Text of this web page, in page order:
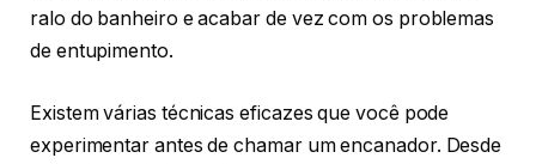
ralo do banheiro e acabar de vez com os problemas
de entupimento.
Existem várias técnicas eficazes que você pode
experimentar antes de chamar um encanador. Desde